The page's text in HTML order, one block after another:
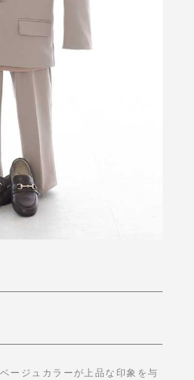
ージュカラーが上品な印象を与